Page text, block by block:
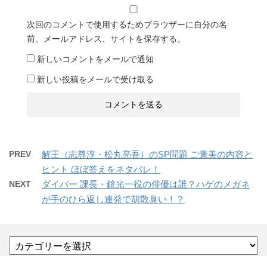
次回のコメントで使用するためブラウザーに自分の名
前、メールアドレス、サイトを保存する。
新しいコメントをメールで通知
新しい投稿をメールで受け取る
PREV
解王（志尊淳・松丸亮吾）のSP問題 ご褒美の内容と
ヒント ほぼ答えをネタバレ！
NEXT
ダイバー 課長・鏡光一役の俳優は誰？ハゲのメガネ
が手のひら返し連発で胡散臭い！？
テ